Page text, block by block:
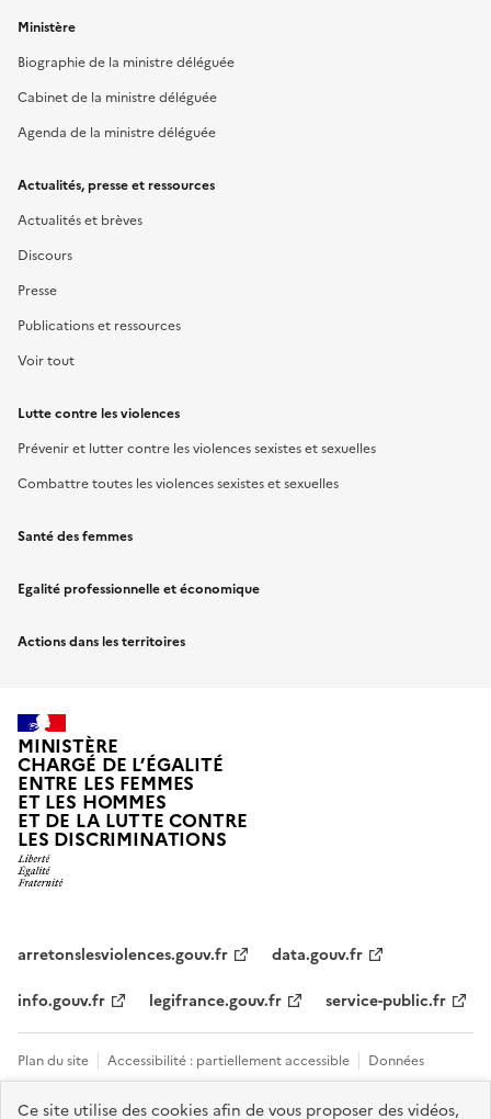
Ce site utilise des cookies afin de vous proposer des vidéos,
Ministère
Biographie de la ministre déléguée
Cabinet de la ministre déléguée
Agenda de la ministre déléguée
Actualités, presse et ressources
Actualités et brèves
Discours
Presse
Publications et ressources
Voir tout
Lutte contre les violences
Prévenir et lutter contre les violences sexistes et sexuelles
Combattre toutes les violences sexistes et sexuelles
Santé des femmes
Egalité professionnelle et économique
Actions dans les territoires
MINISTÈRE
CHARGÉ DE L’ÉGALITÉ
ENTRE LES FEMMES
ET LES HOMMES
ET DE LA LUTTE CONTRE
LES DISCRIMINATIONS
arretonslesviolences.gouv.fr
data.gouv.fr
info.gouv.fr
legifrance.gouv.fr service-public.fr
Plan du site Accessibilité : partiellement accessible
Données
personnelles et cookies
Mentions légales Tous les contacts et sites